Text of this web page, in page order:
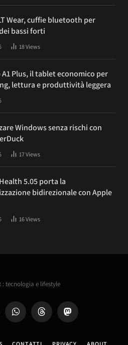
Wear, cuffie bluetooth per
bassi forti
18Views
A1 Plus, il tablet economico per
lettura e produttività leggera
Windows senza rischi con
17Views
5.05 porta la
bidirezionale con Apple
16Views
WhatsAppThreads Mastodon